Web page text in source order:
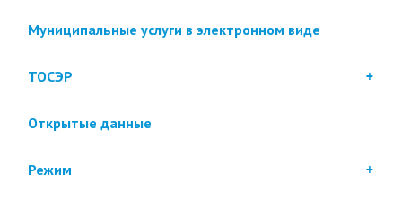
Муниципальные услуги в электронном виде
ТОСЭР
Открытые данные
Режим